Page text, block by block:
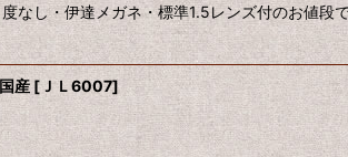
し・伊達メガネ・標準1.5レンズ付のお値段
産 [ＪＬ6007]